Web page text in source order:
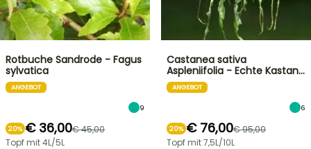
Rotbuche Sandrode - Fagus
sylvatica
ANGEBOT
9
20% € 36,00€ 45,00
Topf mit 4L/5L
Castanea sativa
Aspleniifolia - Echte Kastan…
ANGEBOT
6
20% € 76,00€ 95,00
Topf mit 7,5L/10L